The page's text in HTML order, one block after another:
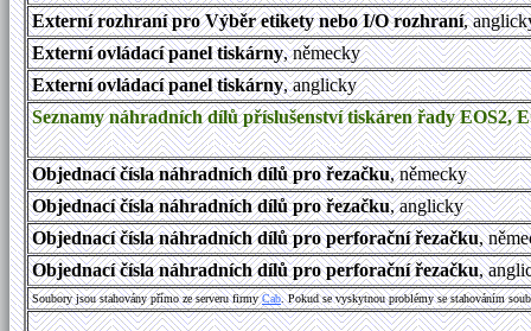
Externí rozhraní pro Výběr etikety nebo I/O rozhraní,
Externí ovládací panel tiskárny, německy
Externí ovládací panel tiskárny, anglicky
Seznamy náhradních dílů příslušenství tiskáren řady EOS2,
Objednací čísla náhradních dílů pro řezačku, německy
Objednací čísla náhradních dílů pro řezačku, anglicky
Objednací čísla náhradních dílů pro perforační řezačku,
Objednací čísla náhradních dílů pro perforační řezačku,
Soubory jsou stahovány přímo ze serveru firmyCab. Pokud se vyskytnou problémy se stahováním